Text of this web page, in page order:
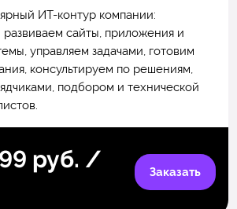
ИТ-контур компании:
сайты, приложения и
управляем задачами, готовим
консультируем по решениям,
подбором и технической
руб. /
Заказать